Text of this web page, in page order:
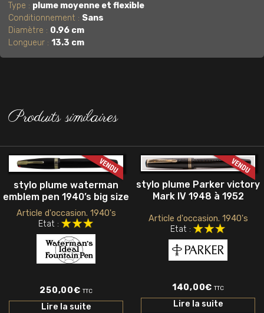
Type : plume moyenne et flexible
Conditionnement : Sans
Diamètre : 0.96 cm
Longueur :13.3 cm
Produits similaires
stylo plume waterman
emblem pen 1940’s big size
Article d'occasion. 1940's
Etat :
250,00€ TTC
Lire la suite
stylo plume Parker victory
Mark IV 1948 à 1952
Article d'occasion. 1940's
Etat :
140,00€ TTC
Lire la suite